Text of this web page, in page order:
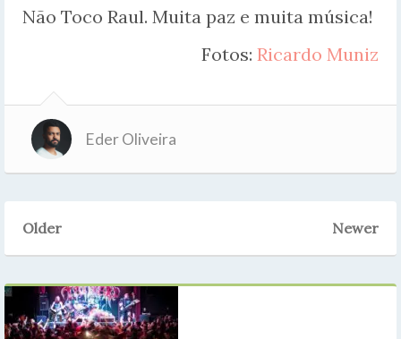
Não Toco Raul. Muita paz e muita música!
Fotos: Ricardo Muniz
Eder Oliveira
Older Newer